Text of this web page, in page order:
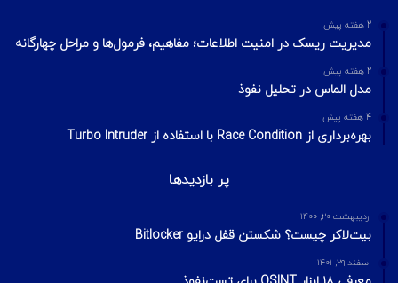
2 هفته پیش
مدیریت ریسک در امنیت اطلاعات؛ مفاهیم، فرمول‌ها و مراحل چهارگانه
2 هفته پیش
مدل الماس در تحلیل نفوذ
4 هفته پیش
بهره‌برداری از Race Condition با استفاده از Turbo Intruder
پر بازدیدها
اردیبهشت ۲۰, ۱۴۰۰
بیت‌لاکر چیست؟ شکستن قفل درایو Bitlocker
اسفند ۲۹, ۱۴۰۱